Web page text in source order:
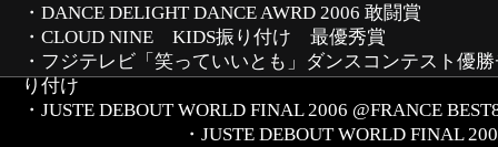
・DANCE DELIGHT DANCE AWRD 2006 敢闘賞
・CLOUD NINE KIDS振り付け 最優秀賞
・フジテレビ「笑っていいとも」ダンスコンテスト優
り付け
・JUSTE DEBOUT WORLD FINAL 2006
・JUSTE DEBOUT WORLD FINAL